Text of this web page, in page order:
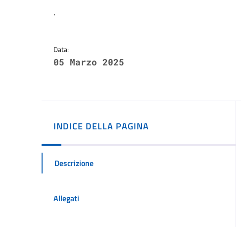
Dettagli della notizia
.
Data:
05 Marzo 2025
INDICE DELLA PAGINA
Descrizione
Allegati